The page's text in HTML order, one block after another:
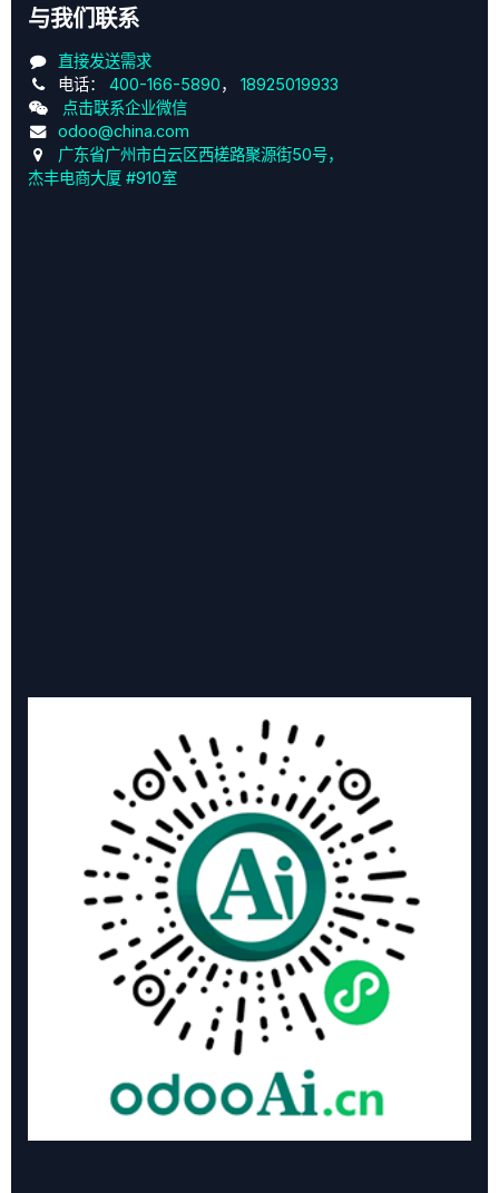
与我们联系
直接发送需求
电话： 400-166-5890， 18925019933
点击联系企业微信
odoo@china.com
广东省广州市白云区西槎路聚源街50号，
杰丰电商大厦 #910室